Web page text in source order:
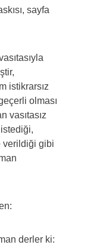
sayfa
istikrarsız
olması
vasıtasız
verildiği gibi
derler ki: